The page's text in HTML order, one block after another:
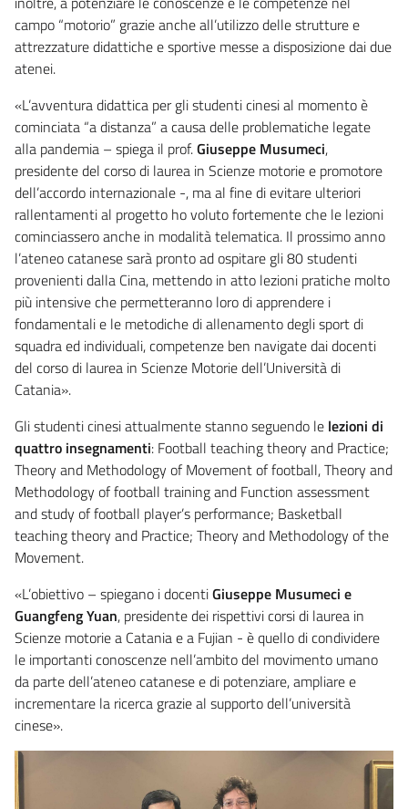
campo “motorio” grazie anche all’utilizzo delle strutture e
attrezzature didattiche e sportive messe a disposizione dai due
atenei.
«L’avventura didattica per gli studenti cinesi al momento è
cominciata “a distanza” a causa delle problematiche legate
alla pandemia – spiega il prof.Giuseppe Musumeci,
presidente del corso di laurea in Scienze motorie e promotore
dell’accordo internazionale -, ma al fine di evitare ulteriori
rallentamenti al progetto ho voluto fortemente che le lezioni
cominciassero anche in modalità telematica. Il prossimo anno
l’ateneo catanese sarà pronto ad ospitare gli 80 studenti
provenienti dalla Cina, mettendo in atto lezioni pratiche molto
più intensive che permetteranno loro di apprendere i
fondamentali e le metodiche di allenamento degli sport di
squadra ed individuali, competenze ben navigate dai docenti
del corso di laurea in Scienze Motorie dell’Università di
Catania».
Gli studenti cinesi attualmente stanno seguendo le lezioni di
quattro insegnamenti: Football teaching theory and Practice;
Theory and Methodology of Movement of football, Theory and
Methodology of football training and Function assessment
and study of football player’s performance; Basketball
teaching theory and Practice; Theory and Methodology of the
Movement.
«L’obiettivo – spiegano i docentiGiuseppe Musumeci e
Guangfeng Yuan, presidente dei rispettivi corsi di laurea in
Scienze motorie a Catania e a Fujian - è quello di condividere
le importanti conoscenze nell’ambito del movimento umano
da parte dell’ateneo catanese e di potenziare, ampliare e
incrementare la ricerca grazie al supporto dell’università
cinese».